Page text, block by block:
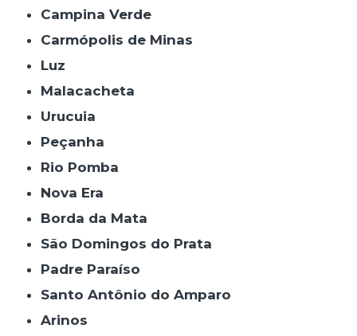
Campina Verde
Carmópolis de Minas
Luz
Malacacheta
Urucuia
Peçanha
Rio Pomba
Nova Era
Borda da Mata
São Domingos do Prata
Padre Paraíso
Santo Antônio do Amparo
Arinos